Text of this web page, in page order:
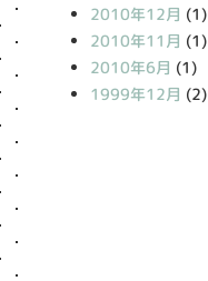
2010年12月 (1)
2010年11月 (1)
2010年6月 (1)
1999年12月 (2)